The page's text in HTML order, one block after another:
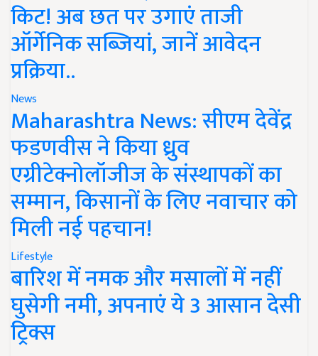
किट! अब छत पर उगाएं ताजी
ऑर्गेनिक सब्जियां, जानें आवेदन
प्रक्रिया..
News
Maharashtra News: सीएम देवेंद्र
फडणवीस ने किया ध्रुव
एग्रीटेक्नोलॉजीज के संस्थापकों का
सम्मान, किसानों के लिए नवाचार को
मिली नई पहचान!
Lifestyle
बारिश में नमक और मसालों में नहीं
घुसेगी नमी, अपनाएं ये 3 आसान देसी
ट्रिक्स